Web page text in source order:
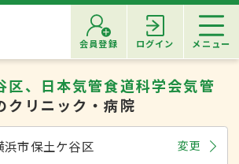
会員登録 ログイン メニュー
区、日本気管食道科学会気管
クリニック・病院
浜市保土ケ谷区 変更